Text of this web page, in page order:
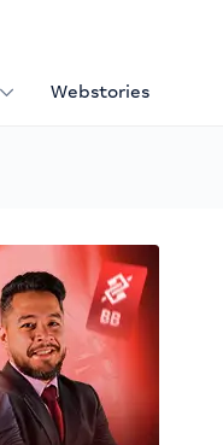
Webstories